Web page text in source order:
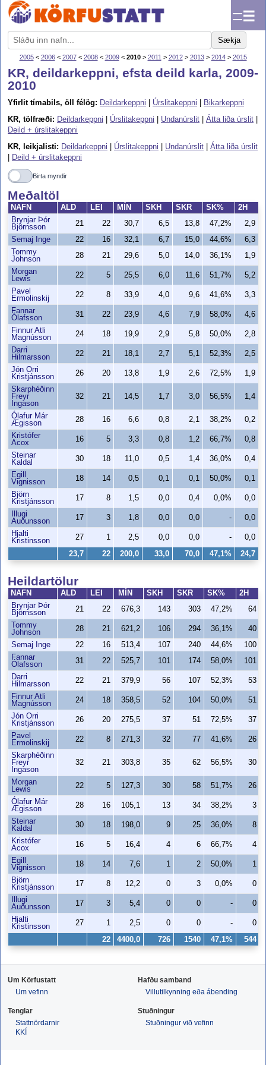
☰
Sækja
2005< 2006< 2007< 2008< 2009< 2010> 2011 > 2012> 2013> 2014> 2015
KR, deildarkeppni, efsta deild karla, 2009-
2010
Yfirlit tímabils, öll félög: Deildarkeppni Úrslitakeppni
Bikarkeppni
KR, tölfræði: Deildarkeppni Úrslitakeppni Undanúrslit Átta liða úrslit
Deild + úrslitakeppni
KR, leikjalisti: Deildarkeppni Úrslitakeppni Undanúrslit
Átta liða úrslit
Deild + úrslitakeppni
Birta myndir
Heildartölur
NAFN ALD LEI MÍN SKH SKR SK% 2H
Brynjar Þór
Björnsson
21 22 676,3 143 303 47,2%
64
Tommy
Johnson
28 21 621,2 106 294 36,1%
40
Semaj Inge
22 16 513,4 107 240 44,6%
100
Fannar
Ólafsson
31 22 525,7 101 174 58,0%
101
Darri
Hilmarsson
22 21 379,9 56 107 52,3%
53
Finnur Atli
Magnússon
24 18 358,5 52 104 50,0%
51
Jón Orri
Kristjánsson
26 20 275,5 37 51 72,5%
37
Pavel
Ermolinskij
22 8 271,3 32 77 41,6%
26
Skarphéðinn
Freyr
Ingason
32 21 303,8 35 62 56,5% 30
Morgan
Lewis
22 5 127,3 30 58 51,7%
26
Ólafur Már
Ægisson
28 16 105,1 13 34 38,2%
3
Steinar
Kaldal
30 18 198,0 9 25 36,0%
8
Kristófer
Acox
16 5 16,4 4 6 66,7%
4
Egill
Vignisson
18 14 7,6 1 2 50,0%
1
Björn
Kristjánsson
17 8 12,2 0 3 0,0%
0
Illugi
Auðunsson
17 3 5,4 0 0 -
0
Hjalti
Kristinsson
27 1 2,5 0 0 - 0
22 4400,0 726 1540 47,1% 544
Meðaltöl
NAFN ALD LEI MÍN SKH SKR SK% 2H
Brynjar Þór
Björnsson
21 22 30,7 6,5 13,8 47,2%
2,9
Semaj Inge
22 16 32,1 6,7 15,0 44,6% 6,3
Tommy
Johnson
28 21 29,6 5,0 14,0 36,1%
1,9
Morgan
Lewis
22 5 25,5 6,0 11,6 51,7%
5,2
Pavel
Ermolinskij
22 8 33,9 4,0 9,6 41,6%
3,3
Fannar
Ólafsson
31 22 23,9 4,6 7,9 58,0%
4,6
Finnur Atli
Magnússon
24 18 19,9 2,9 5,8 50,0%
2,8
Darri
Hilmarsson
22 21 18,1 2,7 5,1 52,3%
2,5
Jón Orri
Kristjánsson
26 20 13,8 1,9 2,6 72,5%
1,9
Skarphéðinn
Freyr
Ingason
32 21 14,5 1,7 3,0 56,5% 1,4
Ólafur Már
Ægisson
28 16 6,6 0,8 2,1 38,2%
0,2
Kristófer
Acox
16 5 3,3 0,8 1,2 66,7%
0,8
Steinar
Kaldal
30 18 11,0 0,5 1,4 36,0%
0,4
Egill
Vignisson
18 14 0,5 0,1 0,1 50,0%
0,1
Björn
Kristjánsson
17 8 1,5 0,0 0,4 0,0%
0,0
Illugi
Auðunsson
17 3 1,8 0,0 0,0 -
0,0
Hjalti
Kristinsson
27 1 2,5 0,0 0,0 - 0,0
23,7 22 200,0 33,0 70,0 47,1% 24,7
Um Körfustatt
Um vefinn
Hafðu samband
Villutilkynning eða ábending
Tenglar
Stattnördarnir
KKÍ
Stuðningur
Stuðningur við vefinn